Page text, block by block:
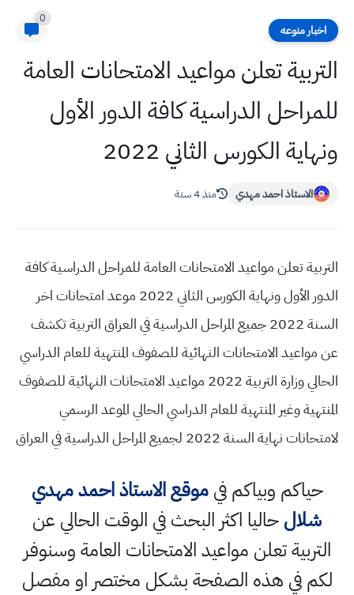
اخبار منوعه
0
التربية تعلن مواعيد الامتحانات العامة
للمراحل الدراسية كافة الدور الأول
ونهاية الكورس الثاني 2022
الاستاذ احمد مهدي منذ 4 سنة
التربية تعلن مواعيد الامتحانات العامة للمراحل الدراسية كافة
الدور الأول ونهاية الكورس الثاني 2022 موعد امتحانات اخر
السنة 2022 جميع المراحل الدراسية في العراق التربية تكشف
عن مواعيد الامتحانات النهائية للصفوف المنتهية للعام الدراسي
الحالي وزارة التربية 2022 مواعيد الامتحانات النهائية للصفوف
المنتهية وغير المنتهية للعام الدراسي الحالي الموعد الرسمي
لامتحانات نهاية السنة 2022 لجميع المراحل الدراسية في العراق
حياكم وبياكم فيموقع الاستاذ احمد مهدي
شلالحاليا اكثر البحث في الوقت الحالي عن
التربية تعلن مواعيد الامتحانات العامة وسنوفر
لكم في هذه الصفحة بشكل مختصر او مفصل